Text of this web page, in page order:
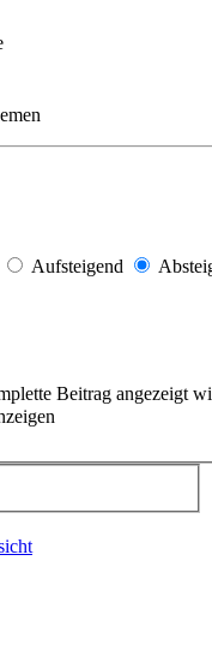
Aufsteigend
Beitrag angezeigt